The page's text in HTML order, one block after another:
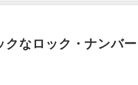
なロック・ ナンバー